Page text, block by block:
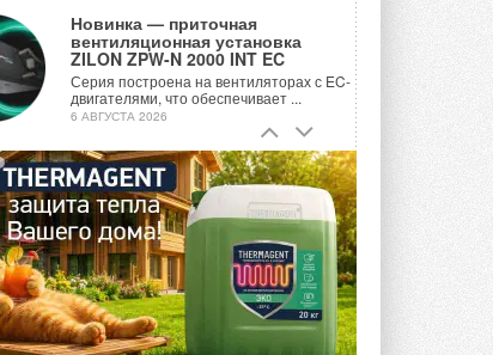
Новинка — приточная
вентиляционная установка
ZILON ZPW-N 2000 INT EC
Серия построена на вентиляторах с EC-
двигателями, что обеспечивает ...
6 АВГУСТА 2026
Учёные ЮУрГУ создали
каскадную установку,
объединяющую солнечную и
геотермальную энергию
Природосберегающие технологии ...
6 АВГУСТА 2026
Для Арктики создали
технологию защиты
ветрогенераторов от аварий